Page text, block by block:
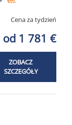
Cena za tydzień
od 1 781 €
ZOBACZ
SZCZEGÓŁY